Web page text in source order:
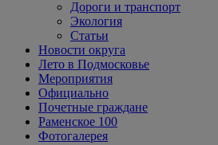
Дороги и транспорт
Экология
Статьи
Новости округа
Лето в Подмосковье
Мероприятия
Официально
Почетные граждане
Раменское 100
Фотогалерея